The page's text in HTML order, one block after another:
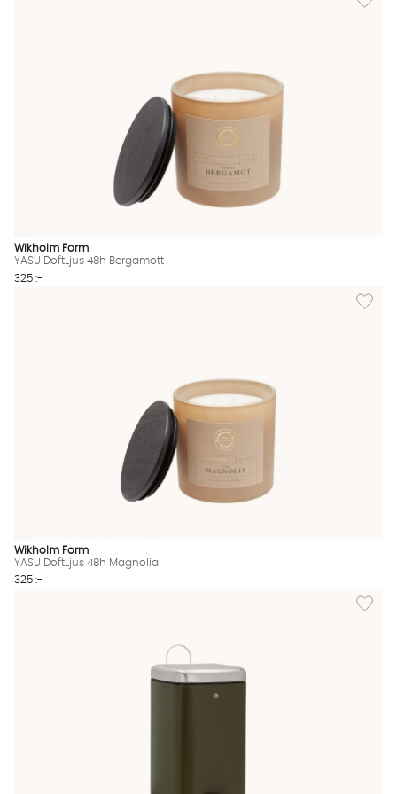
Wikholm Form
YASU DoftLjus 48h Bergamott
325 :-
Lägg
Wikholm Form
YASU DoftLjus 48h Magnolia
325 :-
Lägg